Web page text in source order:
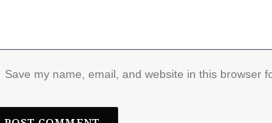
Save my name, email, and website in this browser